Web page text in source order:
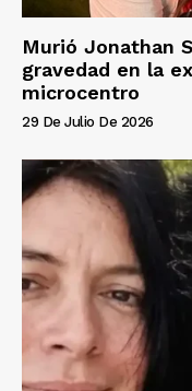
Murió Jonathan
gravedad en la
microcentro
29 De Julio De 2026